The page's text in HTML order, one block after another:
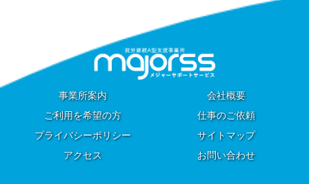
事業所案内
会社概要
ご利用を希望の方
仕事のご依頼
プライバシーポリシー
サイトマップ
アクセス
お問い合わせ